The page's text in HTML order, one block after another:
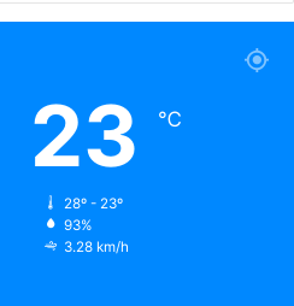
23 ℃
28º - 23º
93%
3.28 km/h